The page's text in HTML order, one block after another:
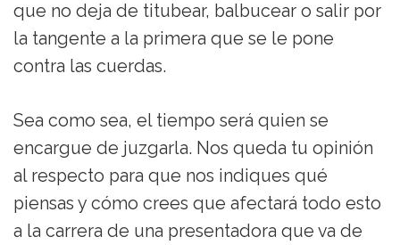
que no deja de titubear, balbucear o salir por
la tangente a la primera que se le pone
contra las cuerdas.
Sea como sea, el tiempo será quien se
encargue de juzgarla. Nos queda tu opinión
al respecto para que nos indiques qué
piensas y cómo crees que afectará todo esto
a la carrera de una presentadora que va de